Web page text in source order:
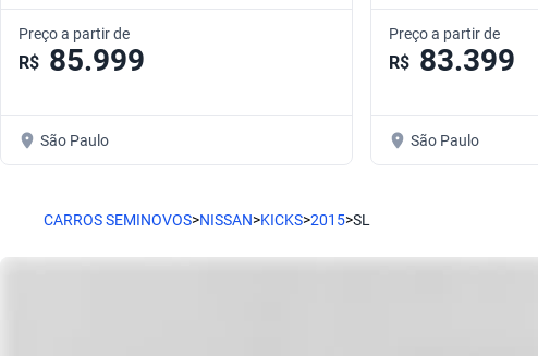
Preço a partir de
R$ 85.999
São Paulo
Preço a partir de
R$ 83.399
São Paulo
CARROS SEMINOVOS>NISSAN>KICKS>2015>SL